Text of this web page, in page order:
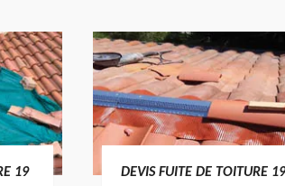
19 DEVIS FUITE DE TOITURE 19